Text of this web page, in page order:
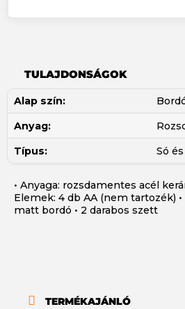
TULAJDONSÁGOK
Alap szín:
Anyag:
Típus:
Só
• Anyaga: rozsdamentes acél
Elemek: 4 db AA (nem tartozék) •
matt bordó • 2 darabos szett
TERMÉKAJÁNLÓ